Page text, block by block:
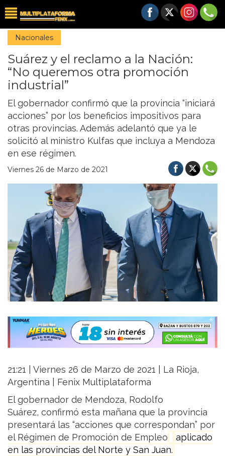
Nacionales
Suárez y el reclamo a la Nación:
“No queremos otra promoción
industrial”
El gobernador confirmó que la provincia “iniciará
acciones” por los beneficios impositivos para
otras provincias. Además adelantó que ya le
solicitó al ministro Kulfas que incluya a Mendoza
en ese régimen.
Viernes 26 de Marzo de 2021
21:21 | Viernes 26 de Marzo de 2021 | La Rioja,
Argentina | Fenix Multiplataforma
El gobernador de Mendoza, Rodolfo
Suárez, confirmó esta mañana que la provincia
presentará las “acciones que correspondan” por
el Régimen de Promoción de Empleo
aplicado
en las provincias del Norte y San Juan.